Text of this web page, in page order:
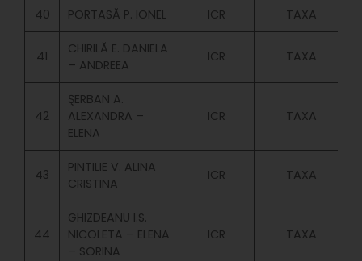
40 PORTASĂ P. IONEL ICR TAXA
41
CHIRILĂ E. DANIELA
– ANDREEA
ICR TAXA
42
ŞERBAN A.
ALEXANDRA –
ELENA
ICR TAXA
43
PINTILIE V. ALINA
CRISTINA
ICR TAXA
44
GHIZDEANU I.S.
NICOLETA – ELENA
– SORINA
ICR TAXA